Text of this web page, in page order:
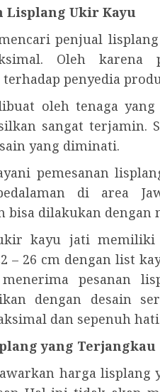
Lisplang Ukir Kayu
penjual
Oleh karena
penyedia
oleh tenaga
sangat terjamin.
yang diminati.
pemesanan
di area
bisa dilakukan
kayu jati
– 26 cm dengan list
pesanan
dengan desain
dan sepenuh
yang Terjangkau
harga lisplang